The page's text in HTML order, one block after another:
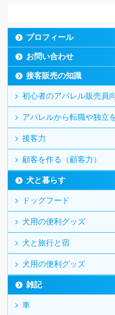
プロフィール
お問い合わせ
接客販売の知識
初心者のアパレル販売員
アパレルから転職や独立
接客力
顧客を作る（顧客力）
犬と暮らす
ドッグフード
犬用の便利グッズ
犬と旅行と宿
犬用の便利グッズ
雑記
車